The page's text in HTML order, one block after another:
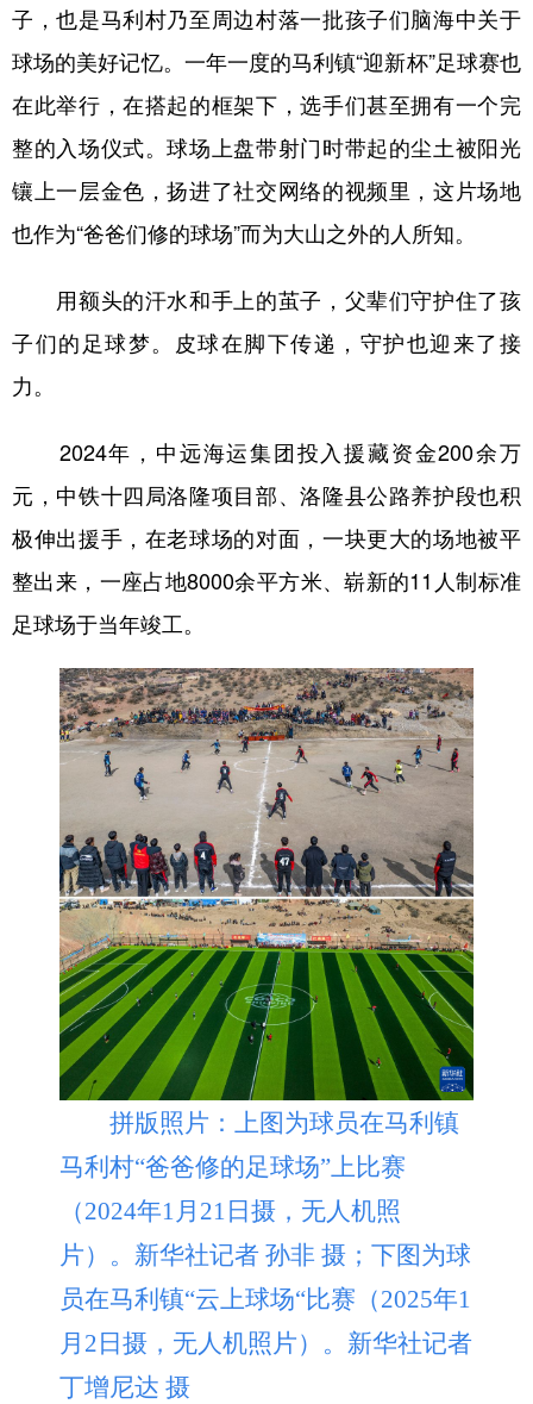
子，也是马利村乃至周边村落一批孩子们脑海中关于
球场的美好记忆。一年一度的马利镇“迎新杯”足球赛也
在此举行，在搭起的框架下，选手们甚至拥有一个完
整的入场仪式。球场上盘带射门时带起的尘土被阳光
镶上一层金色，扬进了社交网络的视频里，这片场地
也作为“爸爸们修的球场”而为大山之外的人所知。
用额头的汗水和手上的茧子，父辈们守护住了孩
子们的足球梦。皮球在脚下传递，守护也迎来了接
力。
2024年，中远海运集团投入援藏资金200余万
元，中铁十四局洛隆项目部、洛隆县公路养护段也积
极伸出援手，在老球场的对面，一块更大的场地被平
整出来，一座占地8000余平方米、崭新的11人制标准
足球场于当年竣工。
拼版照片：上图为球员在马利镇
马利村“爸爸修的足球场”上比赛
（2024年1月21日摄，无人机照
片）。新华社记者 孙非 摄；下图为球
员在马利镇“云上球场“比赛（2025年1
月2日摄，无人机照片）。新华社记者
丁增尼达 摄